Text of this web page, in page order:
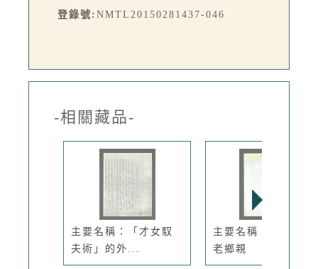
登錄號: NMTL20150281437-046
-相關藏品-
主要名稱：「才女馭
夫術」的外...
主要名稱：我們都是
老鄉親